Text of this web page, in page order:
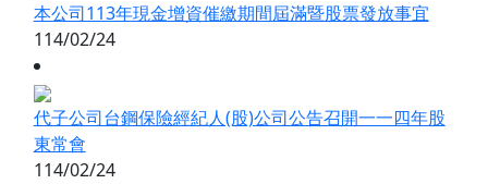
本公司113年現金增資催繳期間屆滿暨股票發放事宜
114/02/24
代子公司台鋼保險經紀人(股)公司公告召開一一四年股
東常會
114/02/24